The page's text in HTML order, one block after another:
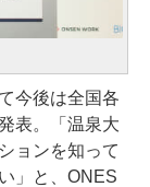
今後は全国各
表。「温泉大
ョンを知って
」と、ONES